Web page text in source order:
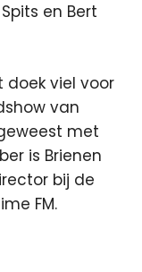
en Bert
doek viel voor
van
met
is Brienen
bij de
FM.